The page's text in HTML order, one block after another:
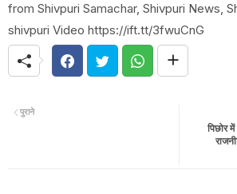
from Shivpuri Samachar, Shivpuri News,
shivpuri Video https://ift.tt/3fwuCnG
पिछोर
पुराने